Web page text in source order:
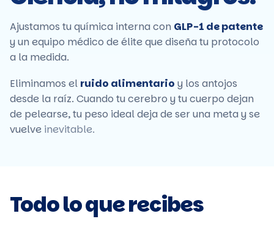
Ajustamos tu química interna con GLP-1 de patente
y un equipo médico de élite que diseña tu protocolo
a la medida.
Eliminamos el ruido alimentario y los antojos
desde la raíz. Cuando tu cerebro y tu cuerpo dejan
de pelearse, tu peso ideal deja de ser una meta y se
vuelve inevitable.
Todo lo que recibes